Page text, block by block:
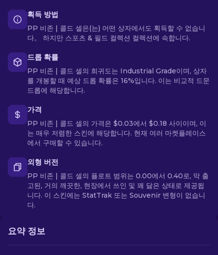
획득 방법
PP 비존 | 콜드 셀은(는) 어떤 상자에서도 획득할 수 없습니
다。 하지만 스포츠 & 필드 컬렉션 컬렉션에 속합니다.
드롭 확률
PP 비존 | 콜드 셀의 희귀도는 Industrial Grade이며, 상자
를 개봉할 때 예상 드롭 확률은 16%입니다. 이는 비교적 드문
드롭에 해당합니다.
가격
PP 비존 | 콜드 셀의 가격은 $0.03에서 $0.18 사이이며, 이
는 매우 저렴한 스킨에 해당합니다. 현재 여러 마켓플레이스
에서 구매할 수 있습니다.
외형 버전
PP 비존 | 콜드 셀의 플로트 범위는 0.00에서 0.40로, 막 출
고된, 거의 깨끗한, 현장에서 쓰인 및 꽤 닳은 상태로 제공됩
니다. 이 스킨에는 StatTrak 또는 Souvenir 변형이 없습니
다.
요약 정보